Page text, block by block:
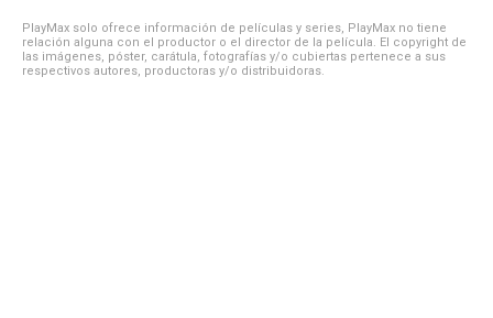
PlayMax solo ofrece información de películas y series, PlayMax no tiene
relación alguna con el productor o el director de la película. El copyright de
las imágenes, póster, carátula, fotografías y/o cubiertas pertenece a sus
respectivos autores, productoras y/o distribuidoras.